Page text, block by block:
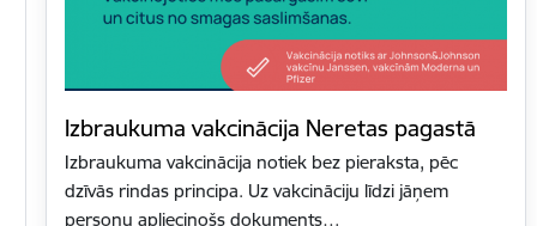
Izbraukuma vakcinācija Neretas pagastā
Izbraukuma vakcinācija notiek bez pieraksta, pēc
dzīvās rindas principa. Uz vakcināciju līdzi jāņem
personu apliecinošs dokuments…